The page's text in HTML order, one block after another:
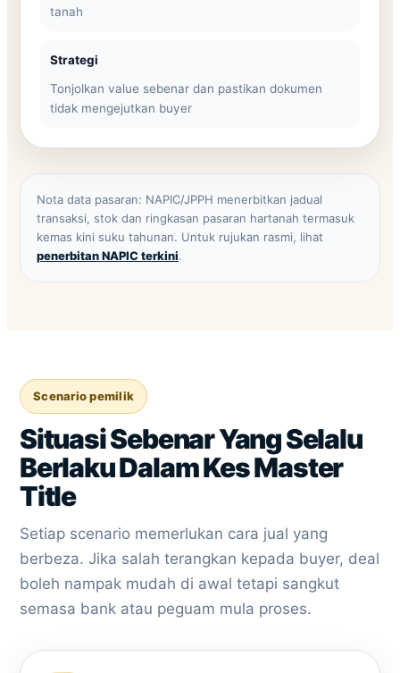
tanah
Strategi
Tonjolkan value sebenar dan pastikan dokumen
tidak mengejutkan buyer
Nota data pasaran: NAPIC/JPPH menerbitkan jadual
transaksi, stok dan ringkasan pasaran hartanah termasuk
kemas kini suku tahunan. Untuk rujukan rasmi, lihat
penerbitan NAPIC terkini.
Scenario pemilik
Situasi Sebenar Yang Selalu
Berlaku Dalam Kes Master
Title
Setiap scenario memerlukan cara jual yang
berbeza. Jika salah terangkan kepada buyer, deal
boleh nampak mudah di awal tetapi sangkut
semasa bank atau peguam mula proses.